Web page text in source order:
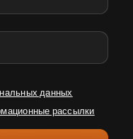
данных
рассылки